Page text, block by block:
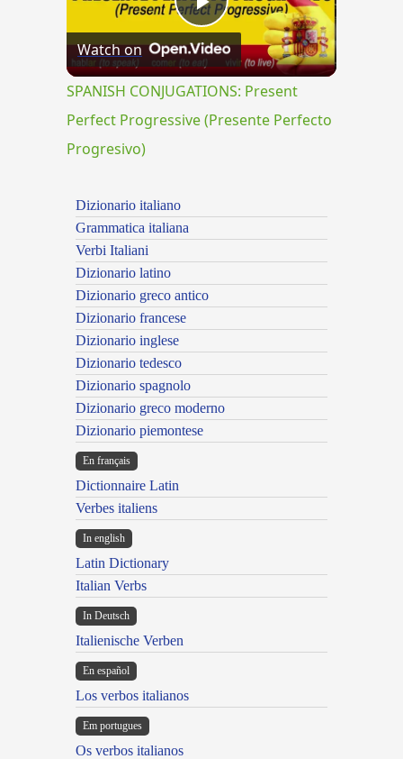
Play
Video
Watch on
SPANISH CONJUGATIONS: Present
Perfect Progressive (Presente Perfecto
Progresivo)
Dizionario italiano
Grammatica italiana
Verbi Italiani
Dizionario latino
Dizionario greco antico
Dizionario francese
Dizionario inglese
Dizionario tedesco
Dizionario spagnolo
Dizionario greco moderno
Dizionario piemontese
En français
Dictionnaire Latin
Verbes italiens
In english
Latin Dictionary
Italian Verbs
In Deutsch
Italienische Verben
En español
Los verbos italianos
Em portugues
Os verbos italianos